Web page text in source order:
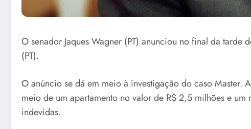
O senador Jaques Wagner (PT) anunciou no final da
(PT).
O anúncio se dá em meio à investigação do caso Master.
meio de um apartamento no valor de R$ 2,5 milhões e um
indevidas.